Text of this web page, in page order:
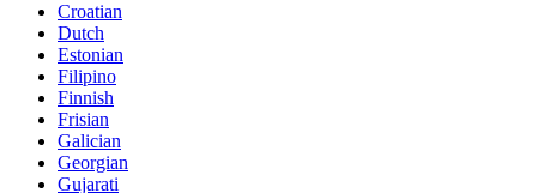
Croatian
Dutch
Estonian
Filipino
Finnish
Frisian
Galician
Georgian
Gujarati